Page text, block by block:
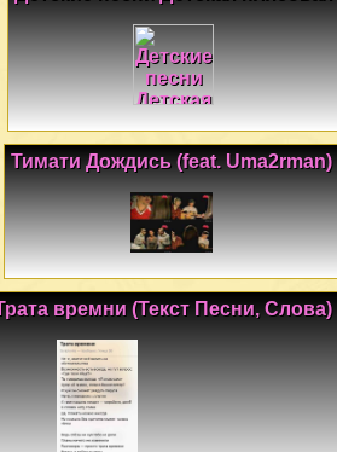
Тимати Дождись (feat. Uma2rman)
времни (Текст Песни, Слова)